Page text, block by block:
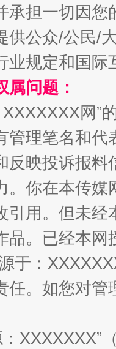
房 除
承担一切因
供公众/公民/
业规定和国
属问题：
网”
管理笔名和
反映投诉报
。你在本传
引用。但未
品。已经本
于：
任。如您对
：